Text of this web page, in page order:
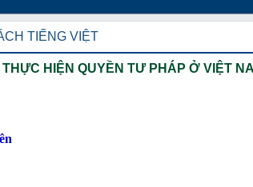
TIẾNG VIỆT
HIỆN QUYỀN TƯ PHÁP Ở VIỆT